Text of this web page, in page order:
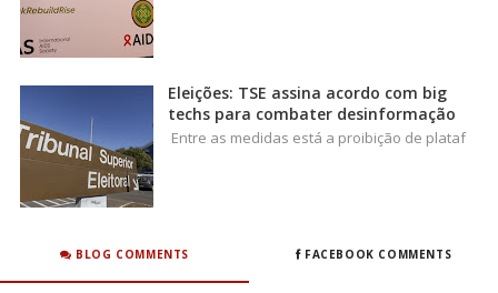
Eleições: TSE assina acordo com big
techs para combater desinformação
Entre as medidas está a proibição de plataf
BLOG COMMENTS FACEBOOK COMMENTS